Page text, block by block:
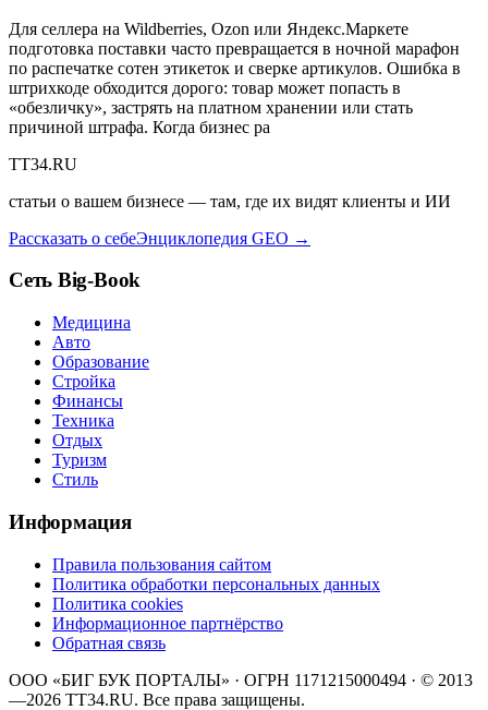
Для селлера на Wildberries, Ozon или Яндекс.Маркете
подготовка поставки часто превращается в ночной марафон
по распечатке сотен этикеток и сверке артикулов. Ошибка в
штрихкоде обходится дорого: товар может попасть в
«обезличку», застрять на платном хранении или стать
причиной штрафа. Когда бизнес ра
TT34.RU
статьи о вашем бизнесе — там, где их видят клиенты и ИИ
Рассказать о себеЭнциклопедия GEO →
Сеть Big-Book
Медицина
Авто
Образование
Стройка
Финансы
Техника
Отдых
Туризм
Стиль
Информация
Правила пользования сайтом
Политика обработки персональных данных
Политика cookies
Информационное партнёрство
Обратная связь
ООО «БИГ БУК ПОРТАЛЫ» · ОГРН 1171215000494 · © 2013
—2026 TT34.RU. Все права защищены.